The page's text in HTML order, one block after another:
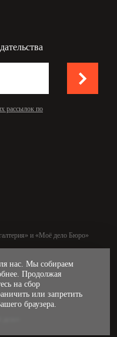
рассылок по
и «Моё дело Бюро»
нас. Мы собираем
Продолжая
на сбор
или запретить
браузера.